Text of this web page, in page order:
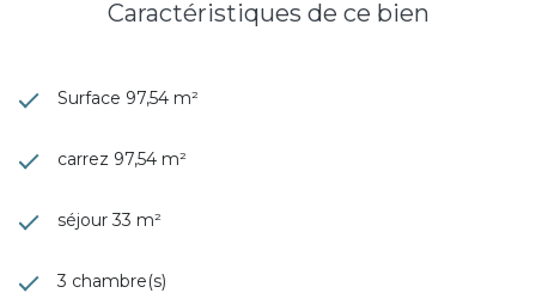
Caractéristiques de ce bien
Surface 97,54 m²
carrez 97,54 m²
séjour 33 m²
3 chambre(s)